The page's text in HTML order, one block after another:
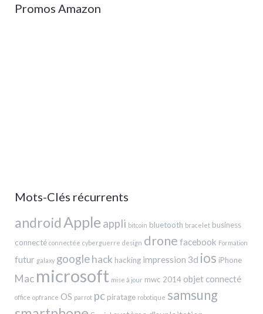
Promos Amazon
Mots-Clés récurrents
android Appleappli bitcoin bluetooth bracelet business
connecté connectée cyberguerre design drone facebook Formation
futur galaxy googlehack hacking impression 3d ios iPhone
Mac microsoft mise à jour mwc 2014 objet connecté
office opfrance OS parrot pc piratage robotique samsung